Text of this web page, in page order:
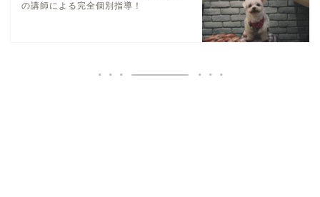
の講師による完全個別指導！